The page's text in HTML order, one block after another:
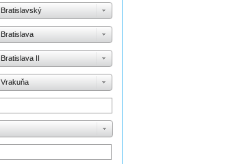
Bratislavský
Bratislava
Bratislava II
Vrakuňa